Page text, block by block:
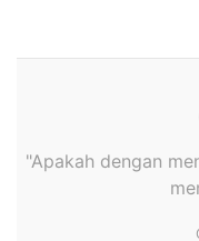
"Apakah dengan